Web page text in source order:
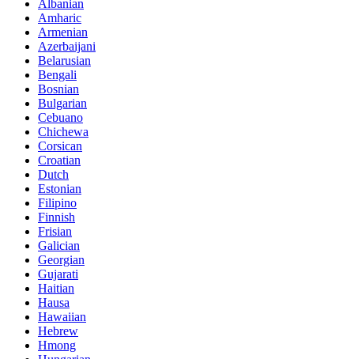
Albanian
Amharic
Armenian
Azerbaijani
Belarusian
Bengali
Bosnian
Bulgarian
Cebuano
Chichewa
Corsican
Croatian
Dutch
Estonian
Filipino
Finnish
Frisian
Galician
Georgian
Gujarati
Haitian
Hausa
Hawaiian
Hebrew
Hmong